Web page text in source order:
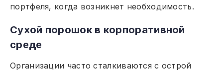
портфеля, когда возникнет необходимость.
Сухой порошок в корпоративной
среде
Организации часто сталкиваются с острой